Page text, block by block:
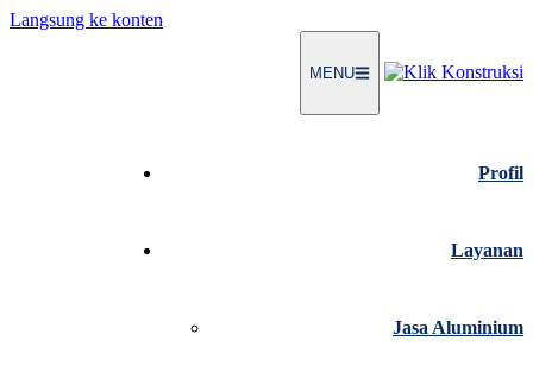
Langsung ke konten
MENU
Profil
Layanan
Jasa Aluminium